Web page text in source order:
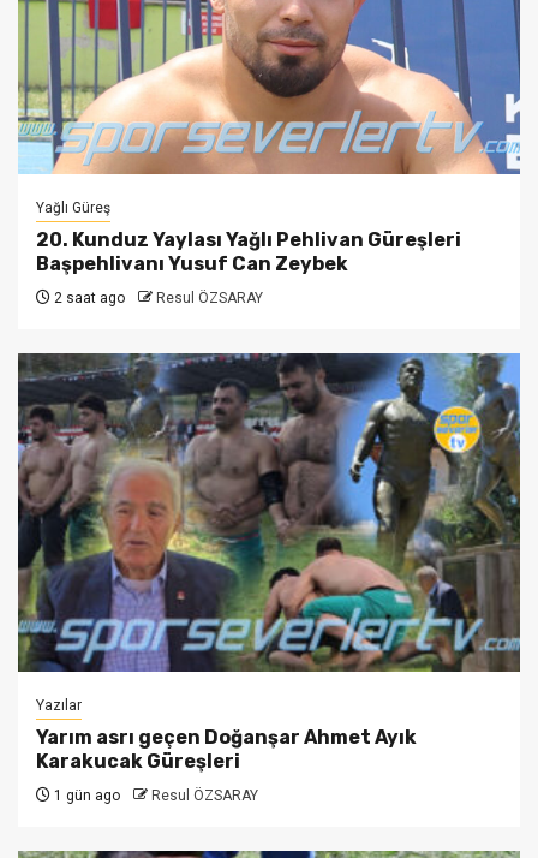
Yağlı Güreş
20. Kunduz Yaylası Yağlı Pehlivan Güreşleri
Başpehlivanı Yusuf Can Zeybek
2 saat ago Resul ÖZSARAY
Yazılar
Yarım asrı geçen Doğanşar Ahmet Ayık
Karakucak Güreşleri
1 gün ago Resul ÖZSARAY